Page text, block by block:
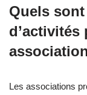
Quels
d’activités
Les associations